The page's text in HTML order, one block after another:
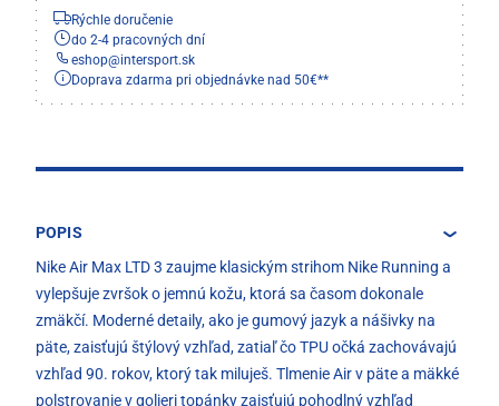
Rýchle doručenie
do 2-4 pracovných dní
eshop@intersport.sk
Doprava zdarma pri objednávke nad 50€**
POPIS
Nike Air Max LTD 3 zaujme klasickým strihom Nike Running a
vylepšuje zvršok o jemnú kožu, ktorá sa časom dokonale
zmäkčí. Moderné detaily, ako je gumový jazyk a nášivky na
päte, zaisťujú štýlový vzhľad, zatiaľ čo TPU očká zachovávajú
vzhľad 90. rokov, ktorý tak miluješ. Tlmenie Air v päte a mäkké
polstrovanie v golieri topánky zaisťujú pohodlný vzhľad